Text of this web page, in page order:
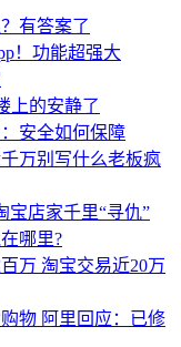
有答案了
！功能超强大
上的安静了
安全如何保障
万别写什么老板疯
宝店家千里“寻仇”
哪里?
万 淘宝交易近20万
物 阿里回应：已修